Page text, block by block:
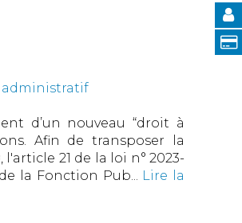
administratif
d’un nouveau “droit à
Afin de transposer la
21 de la loi n° 2023-
la Fonction Pub... Lire la